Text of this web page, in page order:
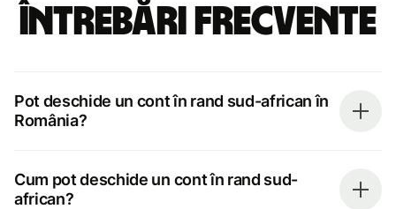
Întrebări frecvente
Pot deschide un cont în rand sud-african în
România?
Cum pot deschide un cont în rand sud-
african?